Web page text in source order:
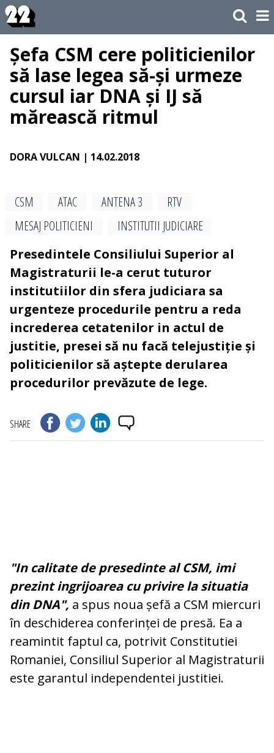
Șefa CSM cere politicienilor
să lase legea să-și urmeze
cursul iar DNA și IJ să
mărească ritmul
DORA VULCAN | 14.02.2018
CSM ATAC ANTENA 3
RTV
MESAJ POLITICIENI
INSTITUTII JUDICIARE
Presedintele Consiliului Superior al
Magistraturii le-a cerut tuturor
institutiilor din sfera judiciara sa
urgenteze procedurile pentru a reda
increderea cetatenilor in actul de
justitie, presei să nu facă telejustiție și
politicienilor să aștepte derularea
procedurilor prevăzute de lege.
SHARE
"In calitate de presedinte al CSM, imi
prezint ingrijoarea cu privire la situatia
din DNA", a spus noua șefă a CSM miercuri
în deschiderea conferinței de presă. Ea a
reamintit faptul ca, potrivit Constitutiei
Romaniei, Consiliul Superior al Magistraturii
este garantul independentei justitiei.